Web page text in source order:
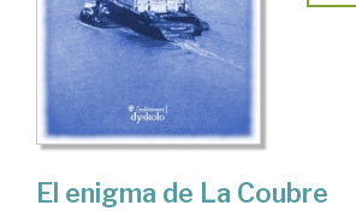
El enigma de La Coubre